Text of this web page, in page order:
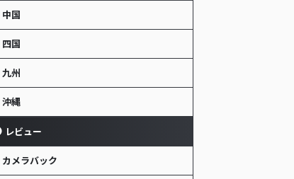
中国
四国
九州
沖縄
レビュー
カメラバック